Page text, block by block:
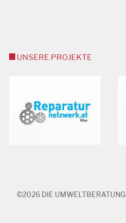
UNSERE PROJEKTE
©2026 DIE UMWELTBERATUNG